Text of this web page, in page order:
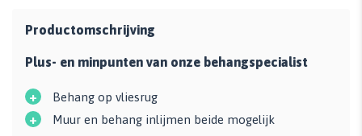
Productomschrijving
Plus- en minpunten van onze behangspecialist
+ Behang op vliesrug
+ Muur en behang inlijmen beide mogelijk